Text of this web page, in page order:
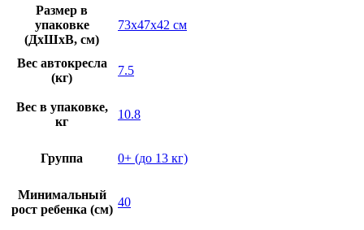
Размер в
упаковке
(ДхШхВ, см)
73х47х42 см
Вес автокресла
(кг)
7.5
Вес в упаковке,
кг
10.8
Группа 0+ (до 13 кг)
Минимальный
рост ребенка (см)
40